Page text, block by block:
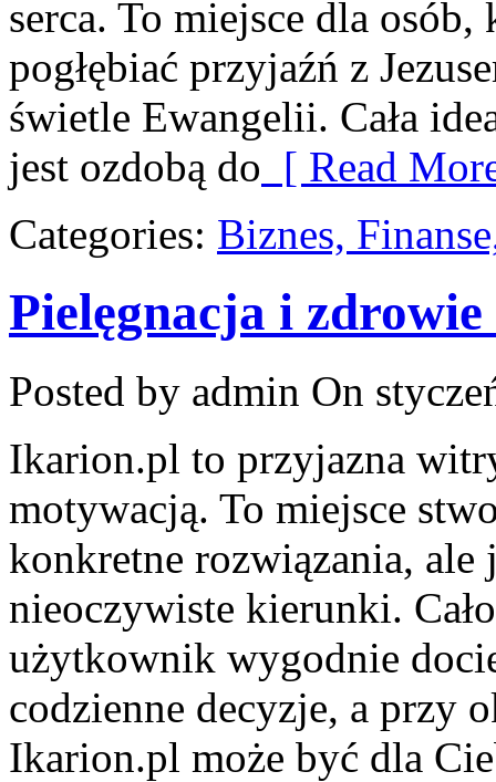
serca. To miejsce dla
pogłębiać przyjaźń z
świetle Ewangelii. Cała
jest ozdobą do [ Read
Categories: Biznes,
Pielęgnacja i
Posted by admin On
Ikarion.pl to przyjazna
motywacją. To miejsce
konkretne rozwiązania, ale
nieoczywiste kierunki.
użytkownik wygodnie
codzienne decyzje, a przy
Ikarion.pl może być dla